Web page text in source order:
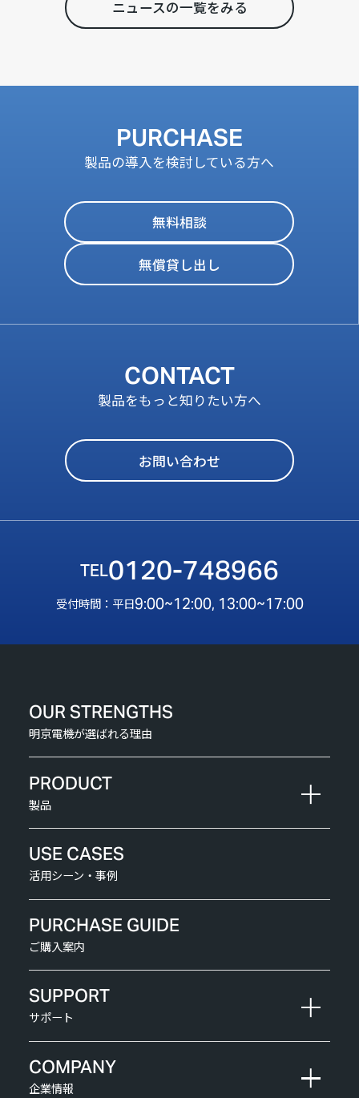
ニュースの一覧をみる
PURCHASE
製品の導入を検討している方へ
無料相談
無償貸し出し
CONTACT
製品をもっと知りたい方へ
お問い合わせ
0120-748966
受付時間：平日9:00~12:00, 13:00~17:00
OUR STRENGTHS
明京電機が選ばれる理由
PRODUCT
製品
USE CASES
活用シーン・事例
PURCHASE GUIDE
ご購入案内
SUPPORT
サポート
COMPANY
企業情報